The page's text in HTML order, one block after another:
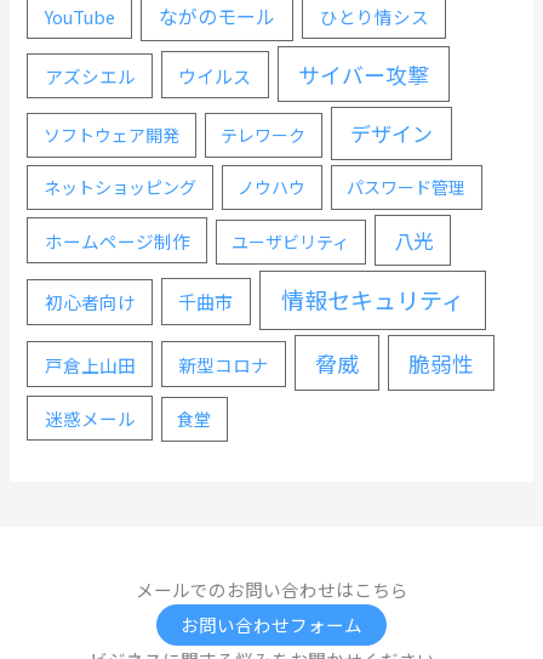
YouTube ながのモール ひとり情シス
アズシエル ウイルス サイバー攻撃
ソフトウェア開発 テレワーク デザイン
ネットショッピング ノウハウ パスワード管理
ホームページ制作 ユーザビリティ 八光
初心者向け 千曲市 情報セキュリティ
戸倉上山田 新型コロナ 脅威 脆弱性
迷惑メール 食堂
メールでのお問い合わせはこちら
お問い合わせフォーム